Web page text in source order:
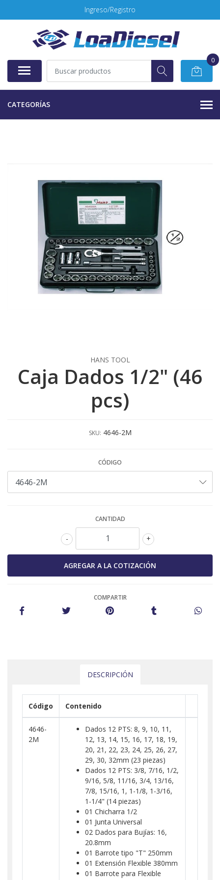
Ingreso/Registro
0
CATEGORÍAS
HANS TOOL
Caja Dados 1/2" (46
pcs)
SKU: 4646-2M
CÓDIGO
CANTIDAD
+
-
COMPARTIR
DESCRIPCIÓN
Código Contenido
4646-
2M
Dados 12 PTS: 8, 9, 10, 11,
12, 13, 14, 15, 16, 17, 18, 19,
20, 21, 22, 23, 24, 25, 26, 27,
29, 30, 32mm (23 piezas)
Dados 12 PTS: 3/8, 7/16, 1/2,
9/16, 5/8, 11/16, 3/4, 13/16,
7/8, 15/16, 1, 1-1/8, 1-3/16,
1-1/4" (14 piezas)
01 Chicharra 1/2
01 Junta Universal
02 Dados para Bujías: 16,
20.8mm
01 Barrote tipo "T" 250mm
01 Extensión Flexible 380mm
01 Barrote para Flexible